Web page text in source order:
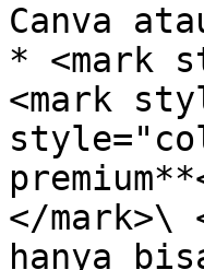
Canva
* <mark
<mark
</mark>\
hanya